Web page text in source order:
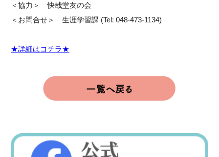
＜協力＞ 快哉堂友の会
＜お問合せ＞ 生涯学習課 (Tel: 048-473-1134)
★詳細はコチラ★